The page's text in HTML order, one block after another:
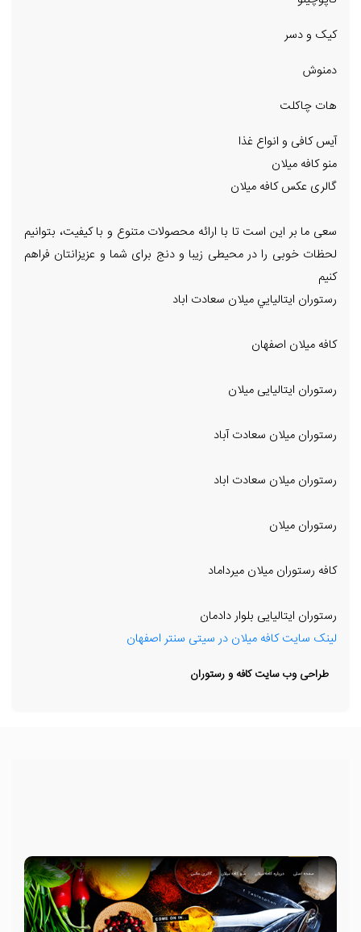
کیک و دسر
دمنوش
هات چاکلت
آیس کافی و انواع غذا
منو کافه میلان
گالری عکس کافه میلان
سعی ما بر این است تا با ارائه محصولات متنوع و با کیفیت، بتوانیم
لحظات خوبی را در محیطی زیبا و دنج برای شما و عزیزانتان فراهم
کنیم
رستوران ايتاليايي ميلان سعادت اباد
کافه میلان اصفهان
رستوران ایتالیایی میلان
رستوران میلان سعادت آباد
رستوران ميلان سعادت اباد
رستوران میلان
کافه رستوران میلان میرداماد
رستوران ایتالیایی بلوار دادمان
لینک سایت کافه میلان در سیتی سنتر اصفهان
طراحی وب سایت کافه و رستوران